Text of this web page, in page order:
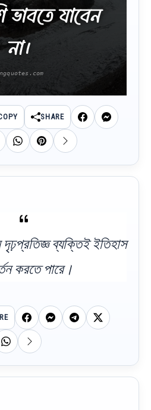
ভাবতে যাবেন
না।
SHARE
ব্যক্তিই ইতিহাস
করতে পারে।